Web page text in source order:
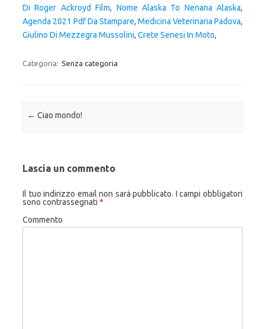
Di Roger Ackroyd Film, Nome Alaska To Nenana Alaska,
Agenda 2021 Pdf Da Stampare, Medicina Veterinaria Padova,
Giulino Di Mezzegra Mussolini, Crete Senesi In Moto,
Categoria: Senza categoria
Navigazione articolo
← Ciao mondo!
Lascia un commento
Il tuo indirizzo email non sarà pubblicato. I campi obbligatori
sono contrassegnati *
Commento